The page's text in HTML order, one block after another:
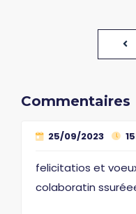
Commentaires
25/09/2023
felicitatios et
colaboratin